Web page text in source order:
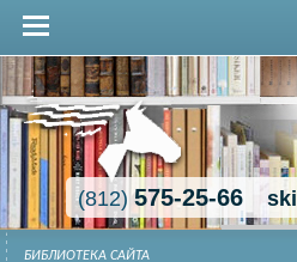
(812)575-25-66
БИБЛИОТЕКА САЙТА